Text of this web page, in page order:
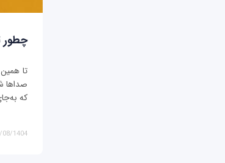
چطور
تا
صداها
که
1404 - 16:30